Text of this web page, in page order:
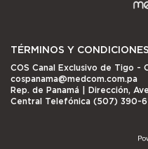
TÉRMINOS Y CONDICIONES
COS Canal Exclusivo de Tigo -
cospanama@medcom.com.pa
Rep. de Panamá | Dirección,
Central Telefónica (507) 390-